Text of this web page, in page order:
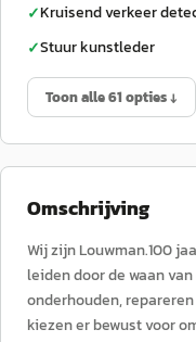
✓Kruisend verkeer
✓Stuur kunstleder
Toon alle 61 opties ↓
Omschrijving
Wij zijn Louwman.100
leiden door de waan
onderhouden,
kiezen er bewust voor